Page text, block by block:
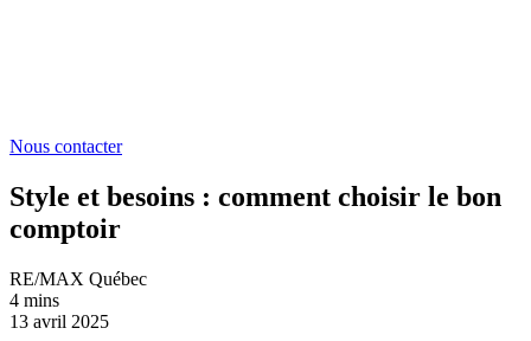
Nous contacter
Style et besoins : comment choisir le bon
comptoir
RE/MAX Québec
4 mins
13 avril 2025